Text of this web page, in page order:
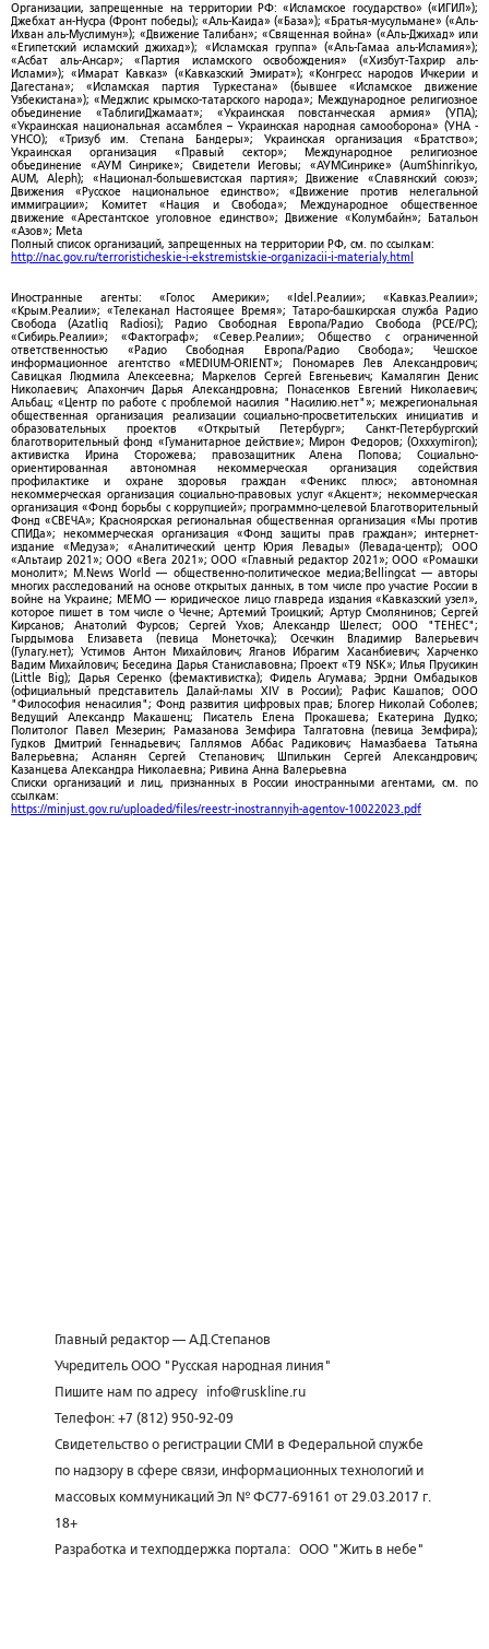
Организации, запрещенные на территории РФ: «Исламское государство» («ИГИЛ»);
Джебхат ан-Нусра (Фронт победы); «Аль-Каида» («База»); «Братья-мусульмане» («Аль-
Ихван аль-Муслимун»); «Движение Талибан»; «Священная война» («Аль-Джихад» или
«Египетский исламский джихад»); «Исламская группа» («Аль-Гамаа аль-Исламия»);
«Асбат аль-Ансар»; «Партия исламского освобождения» («Хизбут-Тахрир аль-
Ислами»); «Имарат Кавказ» («Кавказский Эмират»); «Конгресс народов Ичкерии и
Дагестана»; «Исламская партия Туркестана» (бывшее «Исламское движение
Узбекистана»); «Меджлис крымско-татарского народа»; Международное религиозное
объединение «ТаблигиДжамаат»; «Украинская повстанческая армия» (УПА);
«Украинская национальная ассамблея – Украинская народная самооборона» (УНА -
УНСО); «Тризуб им. Степана Бандеры»; Украинская организация «Братство»;
Украинская организация «Правый сектор»; Международное религиозное
объединение «АУМ Синрике»; Свидетели Иеговы; «АУМСинрике» (AumShinrikyo,
AUM, Aleph); «Национал-большевистская партия»; Движение «Славянский союз»;
Движения «Русское национальное единство»; «Движение против нелегальной
иммиграции»; Комитет «Нация и Свобода»; Международное общественное
движение «Арестантское уголовное единство»; Движение «Колумбайн»; Батальон
«Азов»; Meta
Полный список организаций, запрещенных на территории РФ, см. по ссылкам:
http://nac.gov.ru/terroristicheskie-i-ekstremistskie-organizacii-i-materialy.html
Иностранные агенты: «Голос Америки»; «Idel.Реалии»; «Кавказ.Реалии»;
«Крым.Реалии»; «Телеканал Настоящее Время»; Татаро-башкирская служба Радио
Свобода (Azatliq Radiosi); Радио Свободная Европа/Радио Свобода (PCE/PC);
«Сибирь.Реалии»; «Фактограф»; «Север.Реалии»; Общество с ограниченной
ответственностью «Радио Свободная Европа/Радио Свобода»; Чешское
информационное агентство «MEDIUM-ORIENT»; Пономарев Лев Александрович;
Савицкая Людмила Алексеевна; Маркелов Сергей Евгеньевич; Камалягин Денис
Николаевич; Апахончич Дарья Александровна; Понасенков Евгений Николаевич;
Альбац; «Центр по работе с проблемой насилия "Насилию.нет"»; межрегиональная
общественная организация реализации социально-просветительских инициатив и
образовательных проектов «Открытый Петербург»; Санкт-Петербургский
благотворительный фонд «Гуманитарное действие»; Мирон Федоров; (Oxxxymiron);
активистка Ирина Сторожева; правозащитник Алена Попова; Социально-
ориентированная автономная некоммерческая организация содействия
профилактике и охране здоровья граждан «Феникс плюс»; автономная
некоммерческая организация социально-правовых услуг «Акцент»; некоммерческая
организация «Фонд борьбы с коррупцией»; программно-целевой Благотворительный
Фонд «СВЕЧА»; Красноярская региональная общественная организация «Мы против
СПИДа»; некоммерческая организация «Фонд защиты прав граждан»; интернет-
издание «Медуза»; «Аналитический центр Юрия Левады» (Левада-центр); ООО
«Альтаир 2021»; ООО «Вега 2021»; ООО «Главный редактор 2021»; ООО «Ромашки
монолит»; M.News World — общественно-политическое медиа;Bellingcat — авторы
многих расследований на основе открытых данных, в том числе про участие России в
войне на Украине; МЕМО — юридическое лицо главреда издания «Кавказский узел»,
которое пишет в том числе о Чечне; Артемий Троицкий; Артур Смолянинов; Сергей
Кирсанов; Анатолий Фурсов; Сергей Ухов; Александр Шелест; ООО "ТЕНЕС";
Гырдымова Елизавета (певица Монеточка); Осечкин Владимир Валерьевич
(Гулагу.нет); Устимов Антон Михайлович; Яганов Ибрагим Хасанбиевич; Харченко
Вадим Михайлович; Беседина Дарья Станиславовна; Проект «T9 NSK»; Илья Прусикин
(Little Big); Дарья Серенко (фемактивистка); Фидель Агумава; Эрдни Омбадыков
(официальный представитель Далай-ламы XIV в России); Рафис Кашапов; ООО
"Философия ненасилия"; Фонд развития цифровых прав; Блогер Николай Соболев;
Ведущий Александр Макашенц; Писатель Елена Прокашева; Екатерина Дудко;
Политолог Павел Мезерин; Рамазанова Земфира Талгатовна (певица Земфира);
Гудков Дмитрий Геннадьевич; Галлямов Аббас Радикович; Намазбаева Татьяна
Валерьевна; Асланян Сергей Степанович; Шпилькин Сергей Александрович;
Казанцева Александра Николаевна; Ривина Анна Валерьевна
Списки организаций и лиц, признанных в России иностранными агентами, см. по
ссылкам:
https://minjust.gov.ru/uploaded/files/reestr-inostrannyih-agentov-10022023.pdf
Главный редактор — А.Д.Степанов
Учредитель ООО "Русская народная линия"
Пишите нам по адресу
info@ruskline.ru
Телефон: +7 (812) 950-92-09
Свидетельство о регистрации СМИ в Федеральной службе
по надзору в сфере связи, информационных технологий и
массовых коммуникаций Эл № ФС77-69161 от 29.03.2017 г.
18+
Разработка и техподдержка портала: ООО "Жить в небе"